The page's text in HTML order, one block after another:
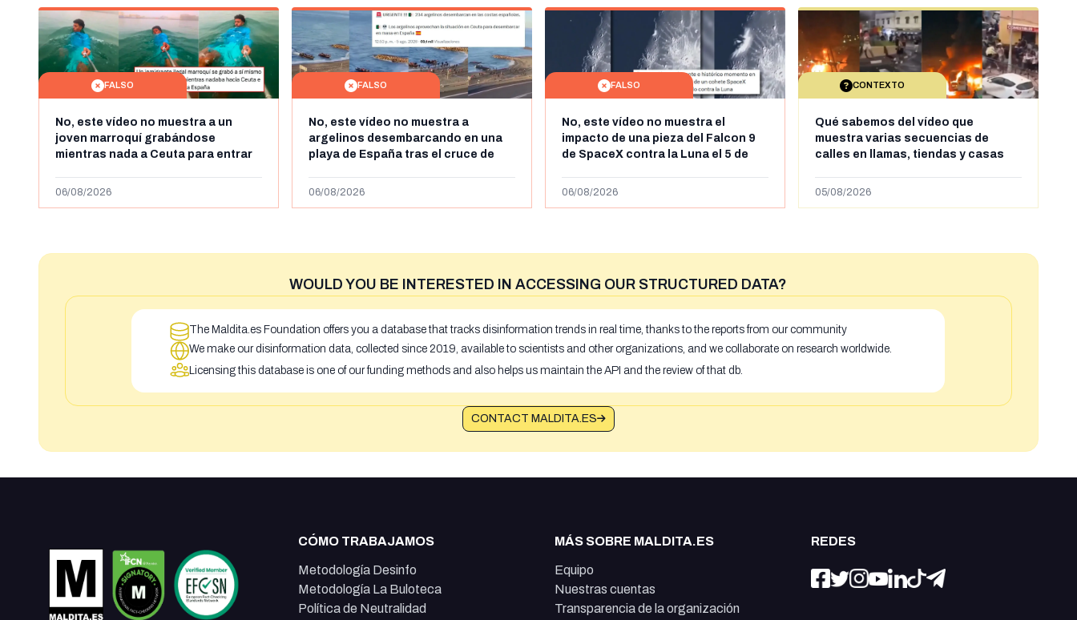
FALSO
No, este vídeo no muestra a un
joven marroquí grabándose
mientras nada a Ceuta para entrar
más de 450km de Ceuta y el autor lo
06/08/2026
FALSO
No, este vídeo no muestra a
argelinos desembarcando en una
playa de España tras el cruce de
de julio de 2026: son imágenes de
06/08/2026
FALSO
No, este vídeo no muestra el
impacto de una pieza del Falcon 9
de SpaceX contra la Luna el 5 de
menos abril de 2026
06/08/2026
CONTEXTO
Qué sabemos del vídeo que
muestra varias secuencias de
calles en llamas, tiendas y casas
supuestamente en España tras la
05/08/2026
WOULD YOU BE INTERESTED IN ACCESSING OUR STRUCTURED DATA?
The Maldita.es Foundation offers you a database that tracks disinformation trends in real time, thanks to the reports from our community
We make our disinformation data, collected since 2019, available to scientists and other organizations, and we collaborate on research worldwide.
Licensing this database is one of our funding methods and also helps us maintain the API and the review of that db.
CONTACT MALDITA.ES
CÓMO TRABAJAMOS
Metodología Desinfo
Metodología La Buloteca
Política de Neutralidad
MÁS SOBRE MALDITA.ES
Equipo
Nuestras cuentas
Transparencia de la organización
REDES